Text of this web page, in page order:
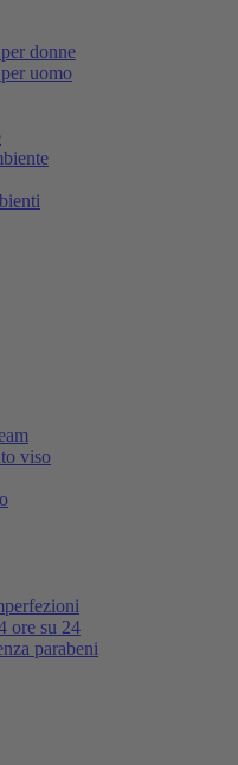
donne
uomo
viso
ore su 24
parabeni